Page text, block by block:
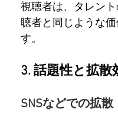
視聴者は、タレン
聴者と同じような
す。
3. 話題性と拡散
SNSなどでの拡散